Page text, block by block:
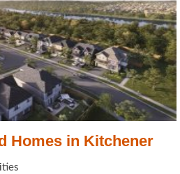
Homes in Kitchener